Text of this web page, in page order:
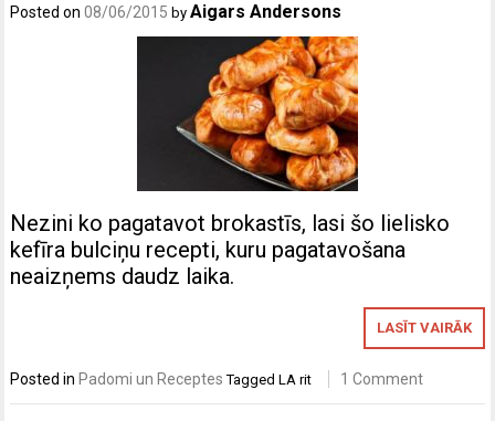
Posted on08/06/2015 byAigars Andersons
Nezini ko pagatavot brokastīs, lasi šo lielisko
kefīra bulciņu recepti, kuru pagatavošana
neaizņems daudz laika.
LASĪT VAIRĀK
Posted in Padomi un Receptes TaggedLA rit 1 Comment